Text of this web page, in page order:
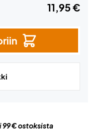
11,95 €
99 € ostoksista